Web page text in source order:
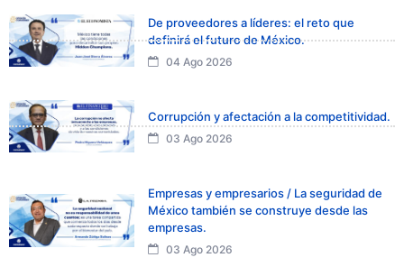
De proveedores a líderes: el reto que
definirá el futuro de México.
04 Ago 2026
Corrupción y afectación a la competitividad.
03 Ago 2026
Empresas y empresarios / La seguridad de
México también se construye desde las
empresas.
03 Ago 2026